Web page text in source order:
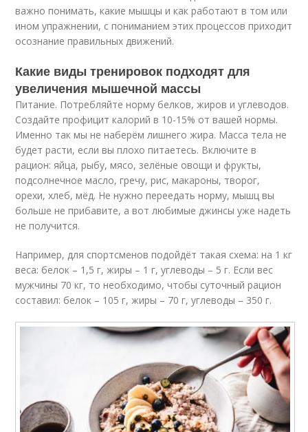
важно понимать, какие мышцы и как работают в том или
ином упражнении, с пониманием этих процессов приходит
осознание правильных движений.
Какие виды тренировок подходят для
увеличения мышечной массы
Питание. Потребляйте норму белков, жиров и углеводов.
Создайте профицит калорий в 10-15% от вашей нормы.
Именно так мы не наберём лишнего жира. Масса тела не
будет расти, если вы плохо питаетесь. Включите в
рацион: яйца, рыбу, мясо, зелёные овощи и фрукты,
подсолнечное масло, гречу, рис, макароны, творог,
орехи, хлеб, мёд. Не нужно переедать норму, мышц вы
больше не прибавите, а вот любимые джинсы уже надеть
не получится.
Например, для спортсменов подойдёт такая схема: на 1 кг
веса: белок – 1,5 г, жиры – 1 г, углеводы – 5 г. Если вес
мужчины 70 кг, то необходимо, чтобы суточный рацион
составил: белок – 105 г, жиры – 70 г, углеводы – 350 г.